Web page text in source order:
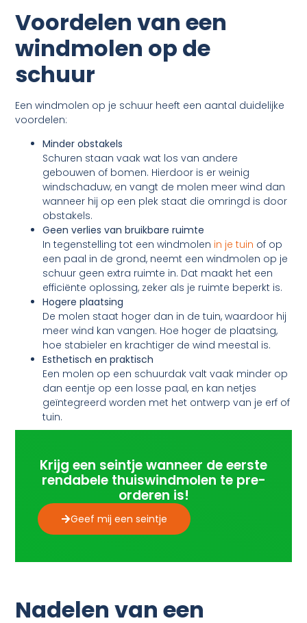
Voordelen van een
windmolen op de
schuur
Een windmolen op je schuur heeft een aantal duidelijke
voordelen:
Minder obstakels
Schuren staan vaak wat los van andere
gebouwen of bomen. Hierdoor is er weinig
windschaduw, en vangt de molen meer wind dan
wanneer hij op een plek staat die omringd is door
obstakels.
Geen verlies van bruikbare ruimte
In tegenstelling tot een windmolen in je tuin of op
een paal in de grond, neemt een windmolen op je
schuur geen extra ruimte in. Dat maakt het een
efficiënte oplossing, zeker als je ruimte beperkt is.
Hogere plaatsing
De molen staat hoger dan in de tuin, waardoor hij
meer wind kan vangen. Hoe hoger de plaatsing,
hoe stabieler en krachtiger de wind meestal is.
Esthetisch en praktisch
Een molen op een schuurdak valt vaak minder op
dan eentje op een losse paal, en kan netjes
geïntegreerd worden met het ontwerp van je erf of
tuin.
Krijg een seintje wanneer de eerste
rendabele thuiswindmolen te pre-
orderen is!
Geef mij een seintje
Nadelen van een